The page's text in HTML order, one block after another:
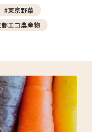
#東京野菜
エコ農産物